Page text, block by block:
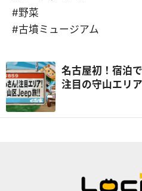
#野菜
#古墳ミュージアム
名古屋初！宿泊
注目の守山エリ